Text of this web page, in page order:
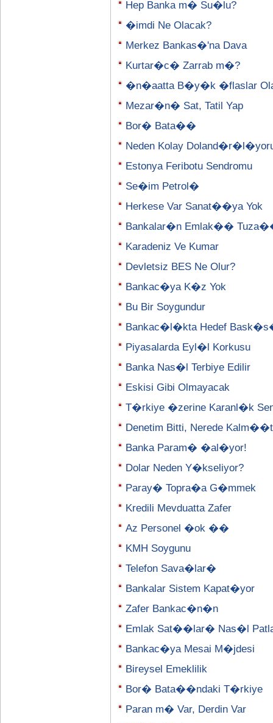
Hep Banka m� Su�lu?
�imdi Ne Olacak?
Merkez Bankas�'na Dava
Kurtar�c� Zarrab m�?
�n�aatta B�y�k �flaslar
Mezar�n� Sat, Tatil Yap
Bor� Bata��
Neden Kolay
Estonya Feribotu Sendromu
Se�im Petrol�
Herkese Var Sanat��ya Yok
Bankalar�n Emlak��
Karadeniz Ve Kumar
Devletsiz BES Ne Olur?
Bankac�ya K�z Yok
Bu Bir Soygundur
Bankac�l�kta Hedef
Piyasalarda Eyl�l Korkusu
Banka Nas�l Terbiye Edilir
Eskisi Gibi Olmayacak
T�rkiye �zerine Karanl�k
Denetim Bitti, Nerede
Banka Param� �al�yor!
Dolar Neden Y�kseliyor?
Paray� Topra�a G�mmek
Kredili Mevduatta Zafer
Az Personel �ok ��
KMH Soygunu
Telefon Sava�lar�
Bankalar Sistem Kapat�yor
Zafer Bankac�n�n
Emlak Sat��lar� Nas�l
Bankac�ya Mesai M�jdesi
Bireysel Emeklilik
Bor� Bata��ndaki T�rkiye
Paran m� Var, Derdin Var